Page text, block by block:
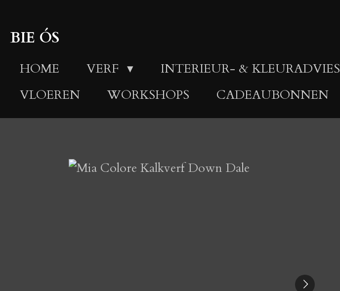
direct
hoofdinhoud
BIE ÓS
HOME VERF INTERIEUR- & KLEURADVIES
VLOEREN
WORKSHOPS CADEAUBONNEN